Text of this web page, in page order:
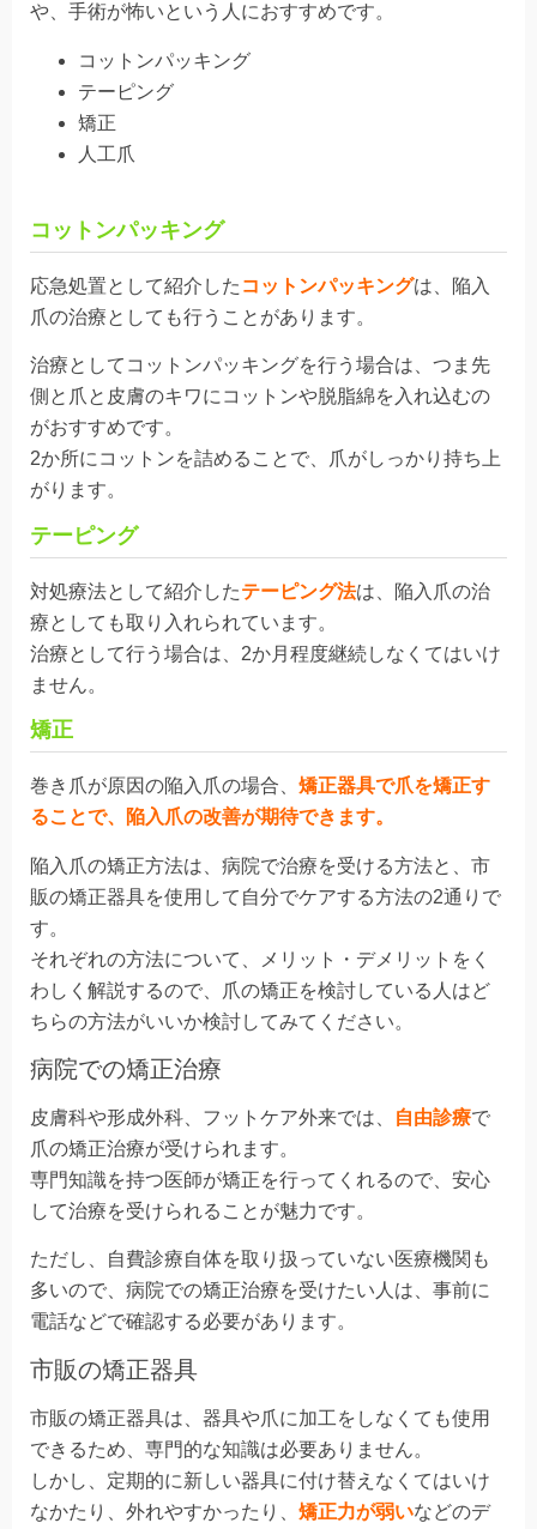
や、手術が怖いという人におすすめです。
コットンパッキング
テーピング
矯正
人工爪
コットンパッキング
応急処置として紹介した コットンパッキングは、陥入
爪の治療としても行うことがあります。
治療としてコットンパッキングを行う場合は、つま先
側と爪と皮膚のキワにコットンや脱脂綿を入れ込むの
がおすすめです。
2か所にコットンを詰めることで、爪がしっかり持ち上
がります。
テーピング
対処療法として紹介したテーピング法は、陥入爪の治
療としても取り入れられています。
治療として行う場合は、2か月程度継続しなくてはいけ
ません。
矯正
巻き爪が原因の陥入爪の場合、 矯正器具で爪を矯正す
ることで、陥入爪の改善が期待できます。
陥入爪の矯正方法は、病院で治療を受ける方法と、市
販の矯正器具を使用して自分でケアする方法の2通りで
す。
それぞれの方法について、メリット・デメリットをく
わしく解説するので、爪の矯正を検討している人はど
ちらの方法がいいか検討してみてください。
病院での矯正治療
皮膚科や形成外科、フットケア外来では、 自由診療で
爪の矯正治療が受けられます。
専門知識を持つ医師が矯正を行ってくれるので、安心
して治療を受けられることが魅力です。
ただし、自費診療自体を取り扱っていない医療機関も
多いので、病院での矯正治療を受けたい人は、事前に
電話などで確認する必要があります。
市販の矯正器具
市販の矯正器具は、器具や爪に加工をしなくても使用
できるため、専門的な知識は必要ありません。
しかし、定期的に新しい器具に付け替えなくてはいけ
なかたり、外れやすかったり、 矯正力が弱いなどのデ